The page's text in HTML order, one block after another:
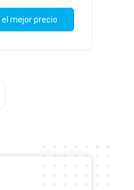
mejor precio